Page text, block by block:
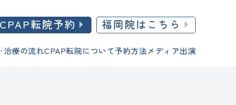
CPAP転院予約 福岡院はこちら
治療の流れCPAP転院について予約方法メディア出演